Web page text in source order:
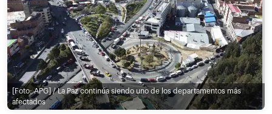
[Foto: APG] / La Paz continúa siendo uno de los departamentos más
afectados